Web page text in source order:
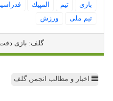
بازی تیم المپیك
تیم ملی
ورزش
گلف: بازی
اخبار و مطالب انجمن گلف